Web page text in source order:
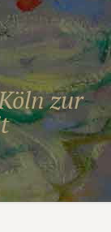
zur